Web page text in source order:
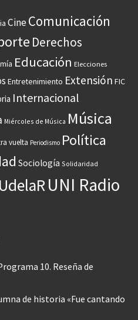
CineComunicación
Derechos
Educación Elecciones
Entretenimiento Extensión FIC
Internacional
Miércoles de Música Música
vuelta Periodismo Política
Sociología Solidaridad
UdelaRUNI Radio
10. Reseña de
de historia «Fue cantando